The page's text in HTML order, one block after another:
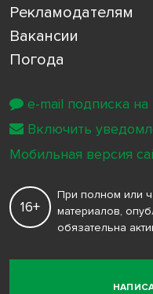
Рекламодателям
Вакансии
Погода
16+
При полном или
материалов,
обязательна
e-mail подписка на
Включить
Мобильная версия